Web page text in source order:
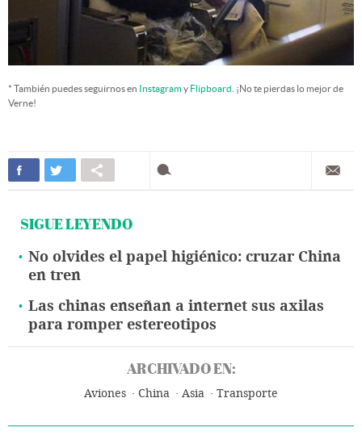
* También puedes seguirnos en Instagramy Flipboard . ¡No te pierdas lo mejor de
Verne!
SIGUE LEYENDO
No olvides el papel higiénico: cruzar China
en tren
Las chinas enseñan a internet sus axilas
para romper estereotipos
ARCHIVADO EN:
Aviones China Asia Transporte